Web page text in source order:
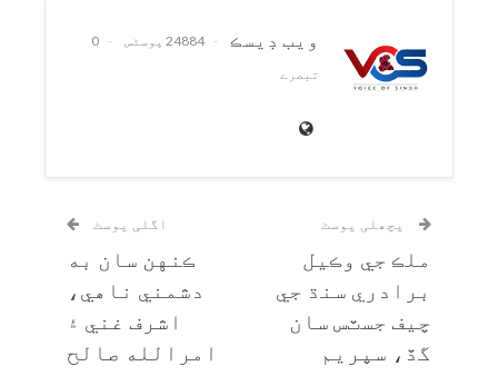
ويب ڊيسڪ 24884 پوسٹس
0
تبصرے
پچھلی پوسٹ
ملڪ جي وڪيل
برادري سنڌ جي
چيف جسٽس سان
گڏ، سپريم
اگلی پوسٹ
ڪنهن سان به
دشمني ناهي،
اشرف غني ۽
امرالله صالح